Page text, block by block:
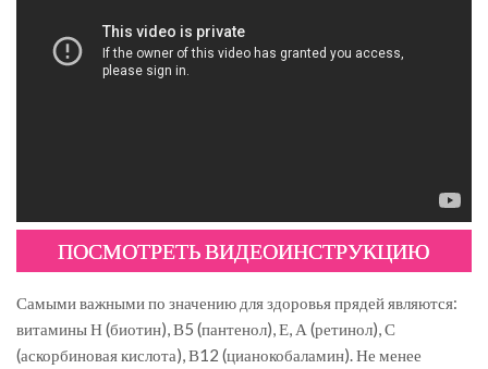
ПОСМОТРЕТЬ ВИДЕОИНСТРУКЦИЮ
Самыми важными по значению для здоровья прядей являются:
витамины Н (биотин), В5 (пантенол), Е, А (ретинол), С
(аскорбиновая кислота), В12 (цианокобаламин). Не менее